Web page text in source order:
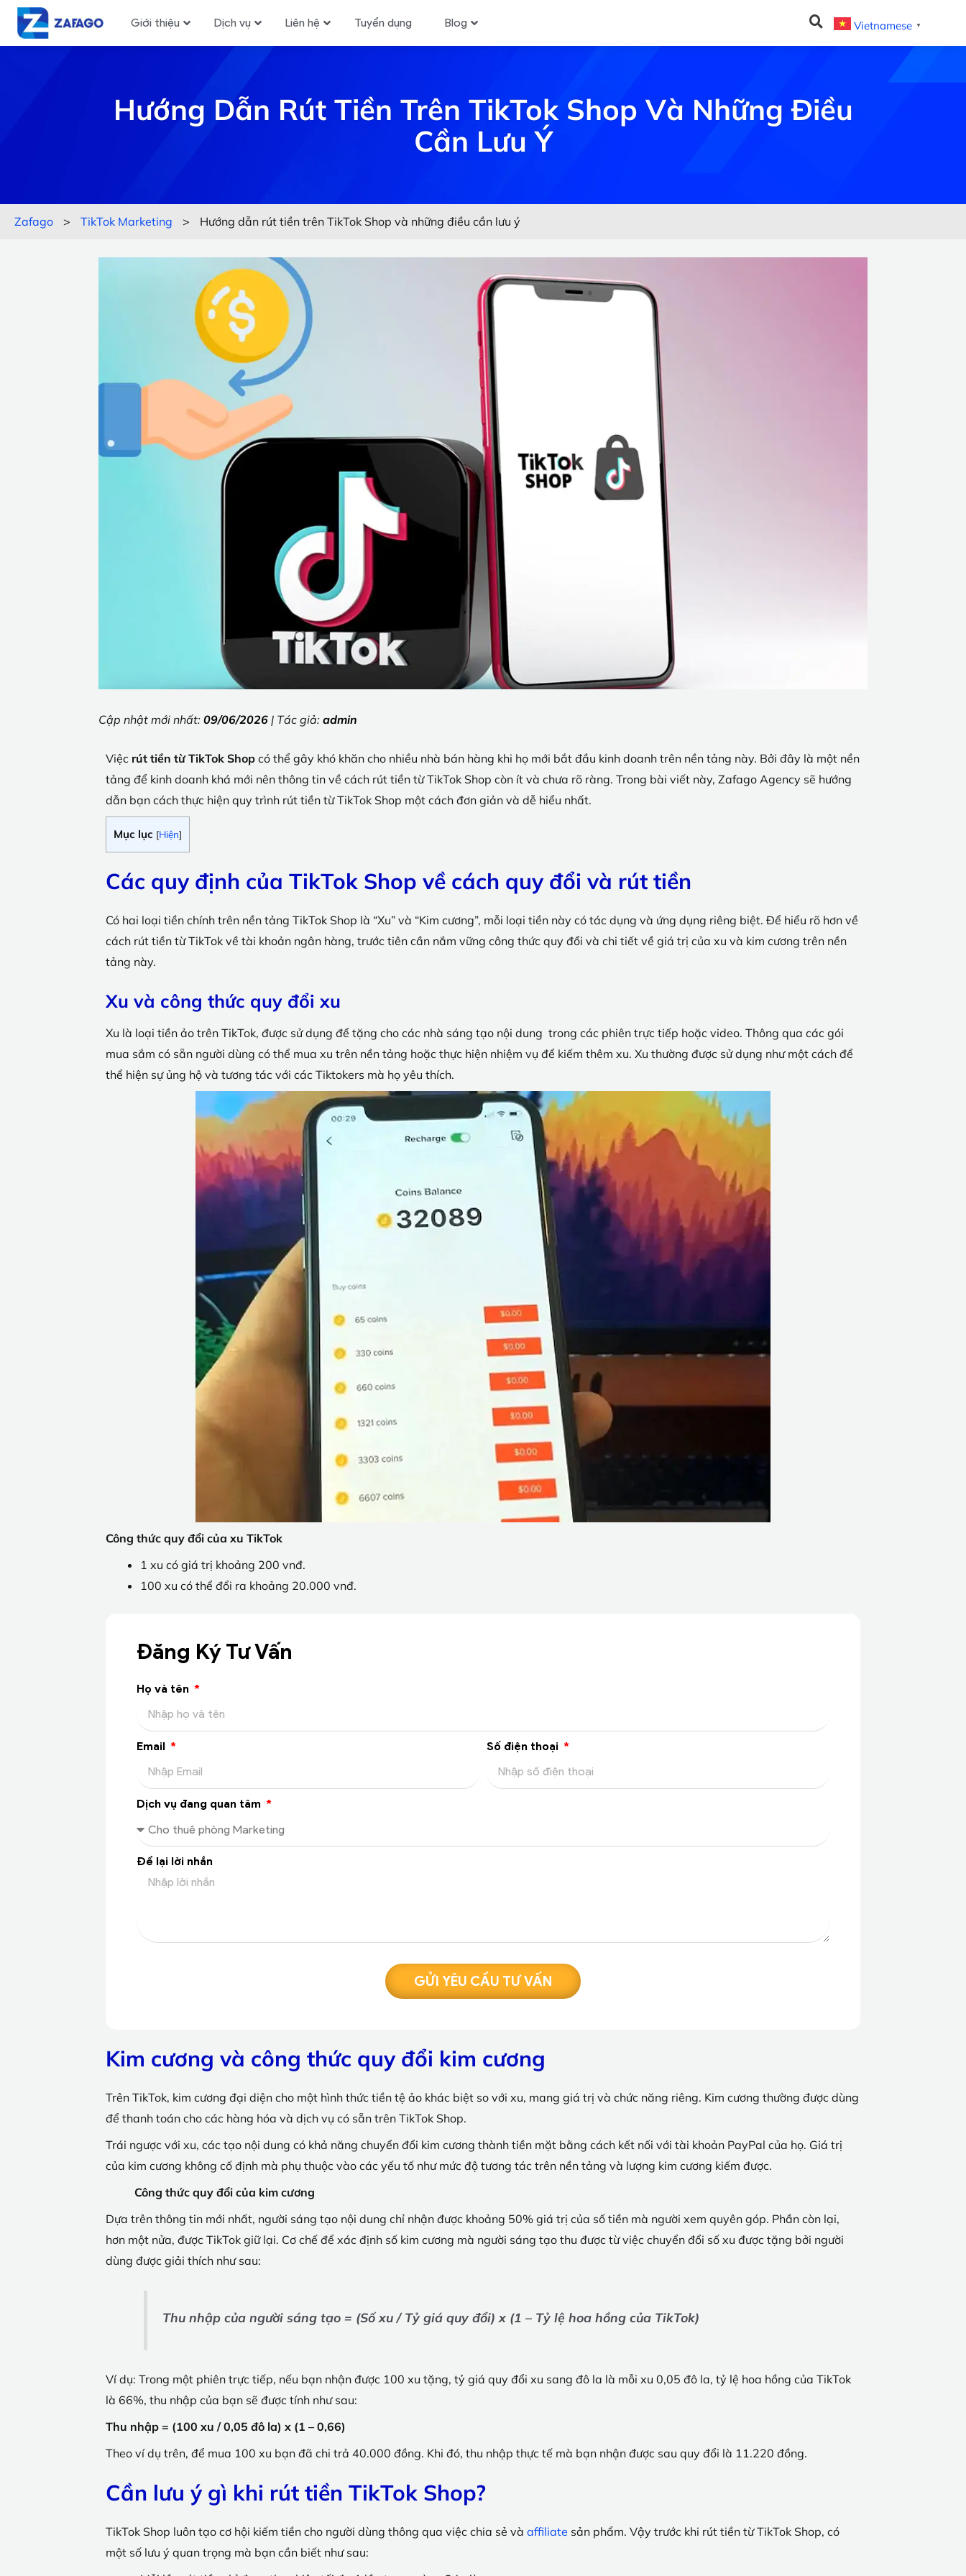
Giới thiệu Dịch vụ Liên hệ Tuyển dụng Blog Vietnamese ▼
Hướng Dẫn Rút Tiền Trên TikTok Shop Và Những Điều
Cần Lưu Ý
Zafago > TikTok Marketing > Hướng dẫn rút tiền trên TikTok Shop và những điều cần lưu ý
Cập nhật mới nhất: 09/06/2026 | Tác giả: admin
Việc rút tiền từ TikTok Shop có thể gây khó khăn cho nhiều nhà bán hàng khi họ mới bắt đầu kinh doanh trên nền tảng này. Bởi đây là một nền
tảng để kinh doanh khá mới nên thông tin về cách rút tiền từ TikTok Shop còn ít và chưa rõ ràng. Trong bài viết này, Zafago Agency sẽ hướng
dẫn bạn cách thực hiện quy trình rút tiền từ TikTok Shop một cách đơn giản và dễ hiểu nhất.
Mục lục [Hiện]
Các quy định của TikTok Shop về cách quy đổi và rút tiền
Có hai loại tiền chính trên nền tảng TikTok Shop là “Xu” và “Kim cương”, mỗi loại tiền này có tác dụng và ứng dụng riêng biệt. Để hiểu rõ hơn về
cách rút tiền từ TikTok về tài khoản ngân hàng, trước tiên cần nắm vững công thức quy đổi và chi tiết về giá trị của xu và kim cương trên nền
tảng này.
Xu và công thức quy đổi xu
Xu là loại tiền ảo trên TikTok, được sử dụng để tặng cho các nhà sáng tạo nội dung trong các phiên trực tiếp hoặc video. Thông qua các gói
mua sắm có sẵn người dùng có thể mua xu trên nền tảng hoặc thực hiện nhiệm vụ để kiếm thêm xu. Xu thường được sử dụng như một cách để
thể hiện sự ủng hộ và tương tác với các Tiktokers mà họ yêu thích.
Công thức quy đổi của xu TikTok
1 xu có giá trị khoảng 200 vnđ.
100 xu có thể đổi ra khoảng 20.000 vnđ.
Đăng Ký Tư Vấn
Họ và tên
Email Số điện thoại
Dịch vụ đang quan tâm
Để lại lời nhắn
GỬI YÊU CẦU TƯ VẤN
Kim cương và công thức quy đổi kim cương
Trên TikTok, kim cương đại diện cho một hình thức tiền tệ ảo khác biệt so với xu, mang giá trị và chức năng riêng. Kim cương thường được dùng
để thanh toán cho các hàng hóa và dịch vụ có sẵn trên TikTok Shop.
Trái ngược với xu, các tạo nội dung có khả năng chuyển đổi kim cương thành tiền mặt bằng cách kết nối với tài khoản PayPal của họ. Giá trị
của kim cương không cố định mà phụ thuộc vào các yếu tố như mức độ tương tác trên nền tảng và lượng kim cương kiếm được.
Công thức quy đổi của kim cương
Dựa trên thông tin mới nhất, người sáng tạo nội dung chỉ nhận được khoảng 50% giá trị của số tiền mà người xem quyên góp. Phần còn lại,
hơn một nửa, được TikTok giữ lại. Cơ chế để xác định số kim cương mà người sáng tạo thu được từ việc chuyển đổi số xu được tặng bởi người
dùng được giải thích như sau:
Thu nhập của người sáng tạo = (Số xu / Tỷ giá quy đổi) x (1 – Tỷ lệ hoa hồng của TikTok)
Ví dụ: Trong một phiên trực tiếp, nếu bạn nhận được 100 xu tặng, tỷ giá quy đổi xu sang đô la là mỗi xu 0,05 đô la, tỷ lệ hoa hồng của TikTok
là 66%, thu nhập của bạn sẽ được tính như sau:
Thu nhập = (100 xu / 0,05 đô la) x (1 – 0,66)
Theo ví dụ trên, để mua 100 xu bạn đã chi trả 40.000 đồng. Khi đó, thu nhập thực tế mà bạn nhận được sau quy đổi là 11.220 đồng.
Cần lưu ý gì khi rút tiền TikTok Shop?
TikTok Shop luôn tạo cơ hội kiếm tiền cho người dùng thông qua việc chia sẻ và affiliate sản phẩm. Vậy trước khi rút tiền từ TikTok Shop, có
một số lưu ý quan trọng mà bạn cần biết như sau: